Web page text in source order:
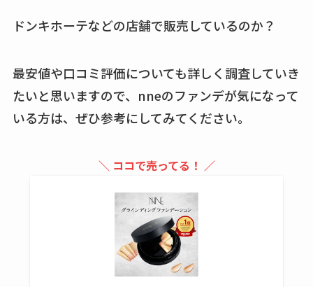
トなど販売店や安い
アクアテクトゲルが
売ってる場所はど
こ？楽天・amazonで
の料金は？セール・
半額になるのはい
つ？激安販売店・通
販も調査
ドンキホーテなどの店舗で販売しているのか？
最安値や口コミ評価についても詳しく調査していき
たいと思いますので、nneのファンデが気になって
いる方は、ぜひ参考にしてみてください。
＼ ココで売ってる！ ／